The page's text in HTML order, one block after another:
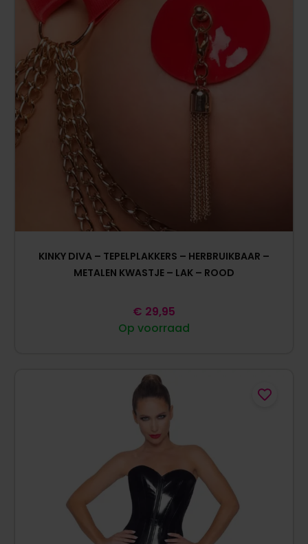
KINKY DIVA – TEPELPLAKKERS – HERBRUIKBAAR –
METALEN KWASTJE – LAK – ROOD
Op voorraad
€ 29,95